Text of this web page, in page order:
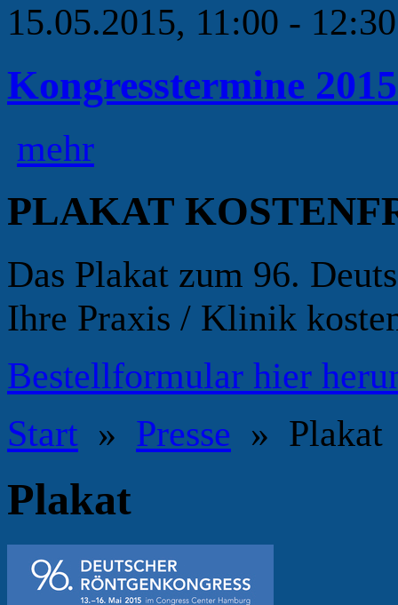
15.05.2015, 11:00 -
Kongresstermine
mehr
PLAKAT
Das Plakat zum 96.
Ihre Praxis / Klinik
Bestellformular hier
Start » Presse » Plakat
Plakat